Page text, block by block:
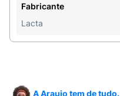
Fabricante
Lacta
A Araujo tem de tudo.